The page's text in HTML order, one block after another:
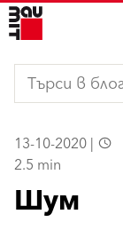
13-10-2020 |
2.5 min
Шум